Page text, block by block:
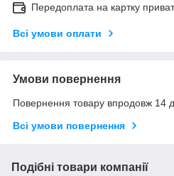
Передоплата на картку
Всі умови оплати
Умови повернення
Повернення товару впродовж 14
Всі умови повернення
Подібні товари компанії